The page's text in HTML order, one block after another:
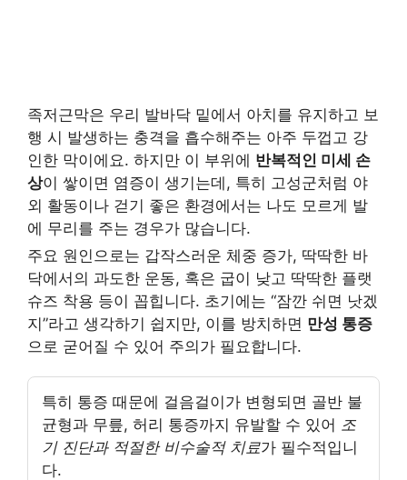
족저근막은 우리 발바닥 밑에서 아치를 유지하고 보
행 시 발생하는 충격을 흡수해주는 아주 두껍고 강
인한 막이에요. 하지만 이 부위에 반복적인 미세 손
상이 쌓이면 염증이 생기는데, 특히 고성군처럼 야
외 활동이나 걷기 좋은 환경에서는 나도 모르게 발
에 무리를 주는 경우가 많습니다.
주요 원인으로는 갑작스러운 체중 증가, 딱딱한 바
닥에서의 과도한 운동, 혹은 굽이 낮고 딱딱한 플랫
슈즈 착용 등이 꼽힙니다. 초기에는 “잠깐 쉬면 낫겠
지”라고 생각하기 쉽지만, 이를 방치하면 만성 통증
으로 굳어질 수 있어 주의가 필요합니다.
특히 통증 때문에 걸음걸이가 변형되면 골반 불
균형과 무릎, 허리 통증까지 유발할 수 있어 조
기 진단과 적절한 비수술적 치료가 필수적입니
다.